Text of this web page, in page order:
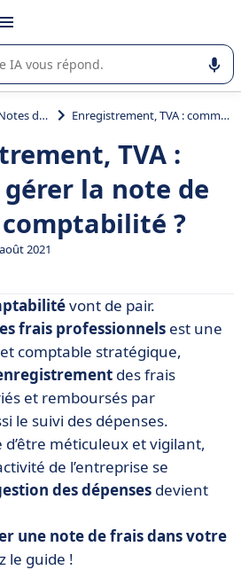
dans l'utilisation ou la sélection de
Notes de frais Enregistrement, TVA : comment gérer la note de frais en comptabilité ?
TVA :
la note de
?
2021
modes de remboursements
les notes de frais ?
une note de frais ?
comptabiliser une note de frais
frais en comptabilité
vont de pair.
frais professionnels est une
comptable stratégique,
des frais
et remboursés par
le suivi des dépenses.
méticuleux et vigilant,
de l’entreprise se
des dépenses devient
une note de frais dans votre
le guide !